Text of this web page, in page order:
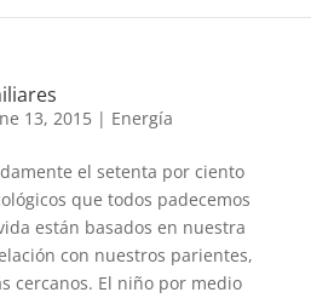
13, 2015| Energía
el setenta por ciento
que todos padecemos
están basados en nuestra
con nuestros parientes,
cercanos. El niño por medio